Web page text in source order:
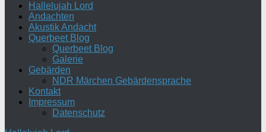
Hallelujah Lord
Andachten
Akustik Andacht
Querbeet Blog
Querbeet Blog
Galerie
Gebärden
NDR Märchen Gebärdensprache
Kontakt
Impressum
Datenschutz